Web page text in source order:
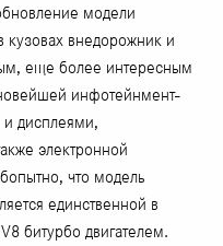
модели
кузовах внедорожник и
еще более интересным
инфотейнмент-
дисплеями,
электронной
что модель
единственной в
битурбо двигателем.